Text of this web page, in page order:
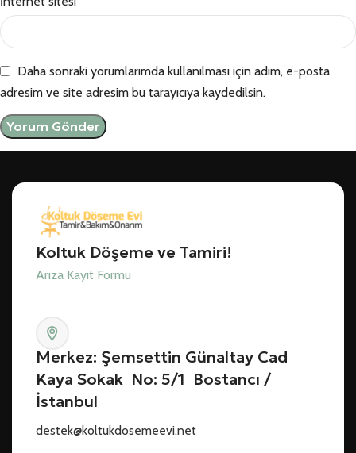
Daha sonraki yorumlarımda kullanılması için adım, e-posta
adresim ve site adresim bu tarayıcıya kaydedilsin.
Koltuk Döşeme ve Tamiri!
Arıza Kayıt Formu
Merkez: Şemsettin Günaltay Cad
Kaya Sokak No: 5/1 Bostancı /
İstanbul
destek@koltukdosemeevi.net